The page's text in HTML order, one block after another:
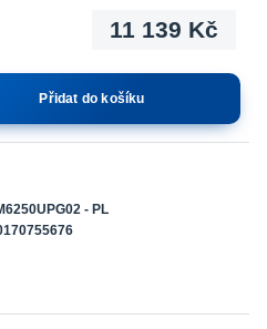
11 139 Kč
Přidat do košíku
- PL